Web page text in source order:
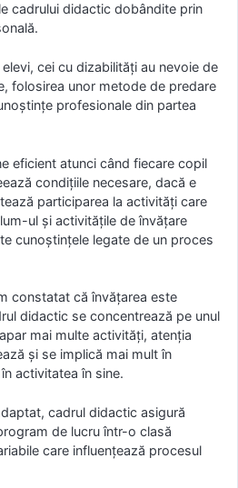
cadrului didactic dobândite prin
cei cu dizabilităţi au nevoie de
folosirea unor metode de predare
profesionale din partea
eficient atunci când fiecare copil
condiţiile necesare, dacă e
participarea la activităţi care
ul şi activităţile de învăţare
cunoştinţele legate de un proces
constatat că învăţarea este
didactic se concentrează pe unul
mai multe activităţi, atenţia
şi se implică mai mult în
activitatea în sine.
cadrul didactic asigură
de lucru într-o clasă
care influenţează procesul